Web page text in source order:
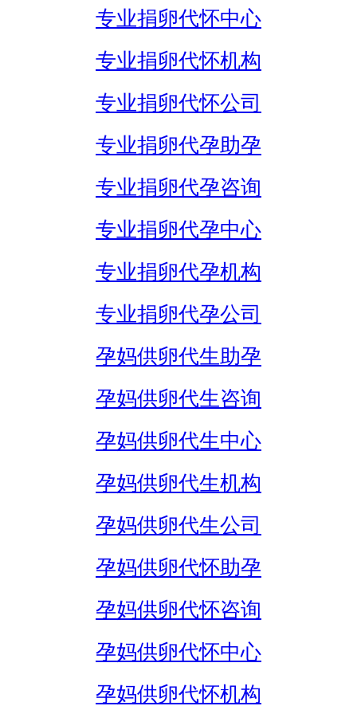
专业捐卵代怀中心
专业捐卵代怀机构
专业捐卵代怀公司
专业捐卵代孕助孕
专业捐卵代孕咨询
专业捐卵代孕中心
专业捐卵代孕机构
专业捐卵代孕公司
孕妈供卵代生助孕
孕妈供卵代生咨询
孕妈供卵代生中心
孕妈供卵代生机构
孕妈供卵代生公司
孕妈供卵代怀助孕
孕妈供卵代怀咨询
孕妈供卵代怀中心
孕妈供卵代怀机构